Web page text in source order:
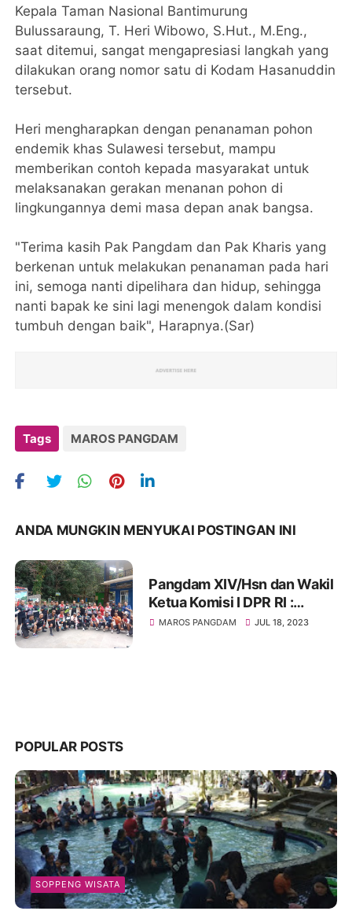
Kepala Taman Nasional Bantimurung
Bulussaraung, T. Heri Wibowo, S.Hut., M.Eng.,
saat ditemui, sangat mengapresiasi langkah yang
dilakukan orang nomor satu di Kodam Hasanuddin
tersebut.
Heri mengharapkan dengan penanaman pohon
endemik khas Sulawesi tersebut, mampu
memberikan contoh kepada masyarakat untuk
melaksanakan gerakan menanan pohon di
lingkungannya demi masa depan anak bangsa.
"Terima kasih Pak Pangdam dan Pak Kharis yang
berkenan untuk melakukan penanaman pada hari
ini, semoga nanti dipelihara dan hidup, sehingga
nanti bapak ke sini lagi menengok dalam kondisi
tumbuh dengan baik", Harapnya.(Sar)
Tags MAROS PANGDAM
ANDA MUNGKIN MENYUKAI POSTINGAN INI
Pangdam XIV/Hsn dan Wakil
Ketua Komisi I DPR RI :
Lestarikan Pohon Langka
MAROS PANGDAM JUL 18, 2023
POPULAR POSTS
SOPPENG WISATA